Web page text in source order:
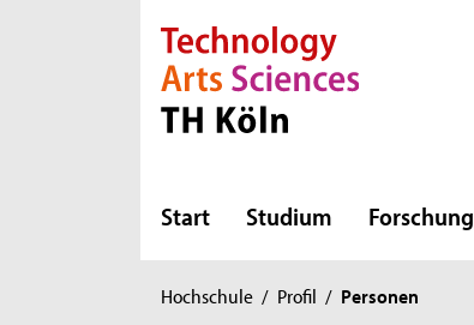
Direkt zur Hauptnavigation
Direkt zur Subnavigation
Direkt zum Inhalt
Direkt zum Fußbereich
Start Studium Forschung
Sie
Hochschule / Profil / Personen